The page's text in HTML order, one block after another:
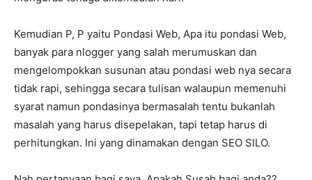
Kemudian P, P yaitu Pondasi Web, Apa itu pondasi Web,
banyak para nlogger yang salah merumuskan dan
mengelompokkan susunan atau pondasi web nya secara
tidak rapi, sehingga secara tulisan walaupun memenuhi
syarat namun pondasinya bermasalah tentu bukanlah
masalah yang harus disepelakan, tapi tetap harus di
perhitungkan. Ini yang dinamakan dengan SEO SILO.